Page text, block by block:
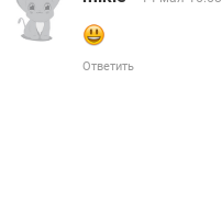
Ответить